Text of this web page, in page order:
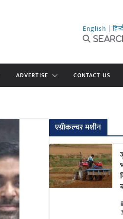
English |
ADVERTISE CONTACT US
एग्रीकल्चर मशीन